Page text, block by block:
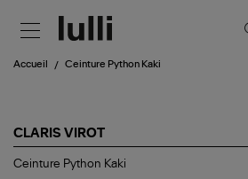
Accueil Ceinture Python Kaki
CLARIS VIROT
Ceinture
Ceinture Python Kaki